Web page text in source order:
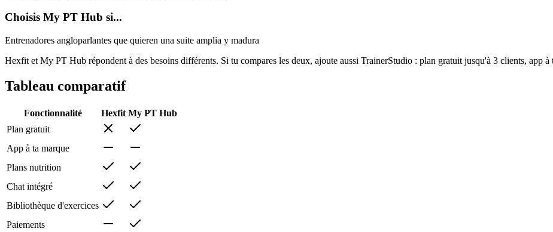
Choisis My PT Hub si...
Entrenadores angloparlantes que quieren una suite amplia y madura
Hexfit et My PT Hub répondent à des besoins différents. Si tu compares les deux, ajoute aussi TrainerStudio : plan gratuit jusqu'à 3 clients, app
Tableau comparatif
Fonctionnalité Hexfit My PT Hub
Plan gratuit
App à ta marque
Plans nutrition
Chat intégré
Bibliothèque d'exercices
Paiements